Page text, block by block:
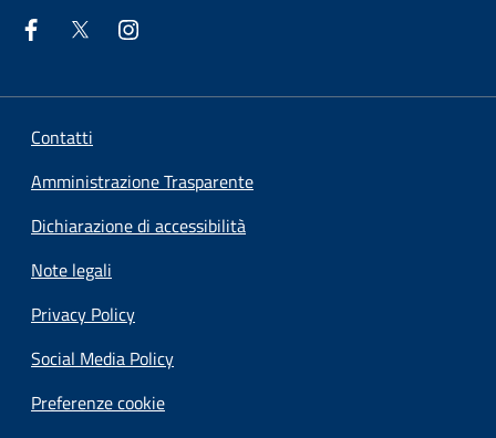
Contatti
Amministrazione Trasparente
Dichiarazione di accessibilità
Note legali
Privacy Policy
Social Media Policy
Preferenze cookie